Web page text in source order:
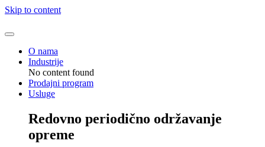
Skip to content
O nama
Industrije
No content found
Prodajni program
Usluge
Redovno periodično održavanje
opreme